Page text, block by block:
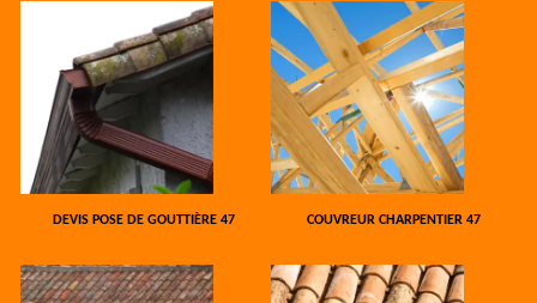
DEVIS POSE DE GOUTTIÈRE 47 COUVREUR CHARPENTIER 47